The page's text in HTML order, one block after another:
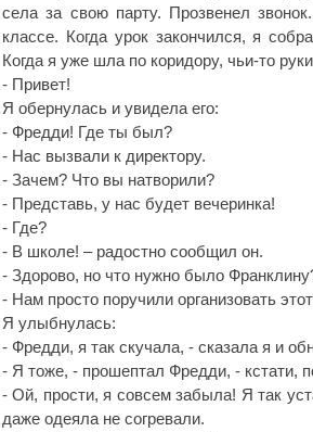
села за свою парту. Прозвенел
классе. Когда урок закончился, я
Когда я уже шла по коридору, чьи-то
- Привет!
Я обернулась и увидела его:
- Фредди! Где ты был?
- Нас вызвали к директору.
- Зачем? Что вы натворили?
- Представь, у нас будет вечеринка!
- Где?
- В школе! – радостно сообщил он.
- Здорово, но что нужно было
- Нам просто поручили организовать
Я улыбнулась:
- Фредди, я так скучала, - сказала я и
- Я тоже, - прошептал Фредди, - кстати,
- Ой, прости, я совсем забыла! Я так
даже одеяла не согревали.